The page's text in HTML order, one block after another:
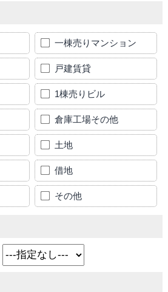
一棟売りマンション
戸建賃貸
1棟売りビル
倉庫工場その他
土地
借地
その他